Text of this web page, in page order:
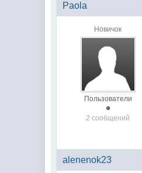
Paola
Новичок
Пользователи
2 сообщений
alenenok23